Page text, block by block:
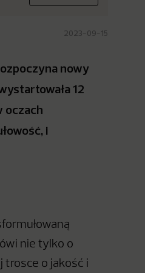
2023-09-15
nowy
12
oczach
i
nie tylko o
trosce o jakość i